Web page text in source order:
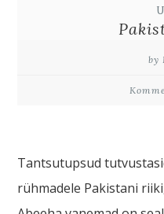
by
Tantsutupsud
rühmadele Pakistani